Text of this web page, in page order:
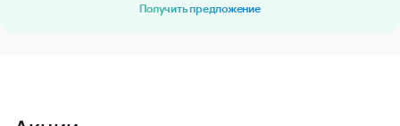
Получить предложение